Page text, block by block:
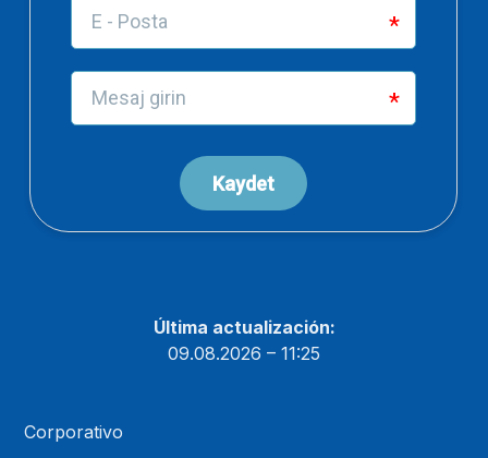
Última actualización:
09.08.2026 – 11:25
Corporativo